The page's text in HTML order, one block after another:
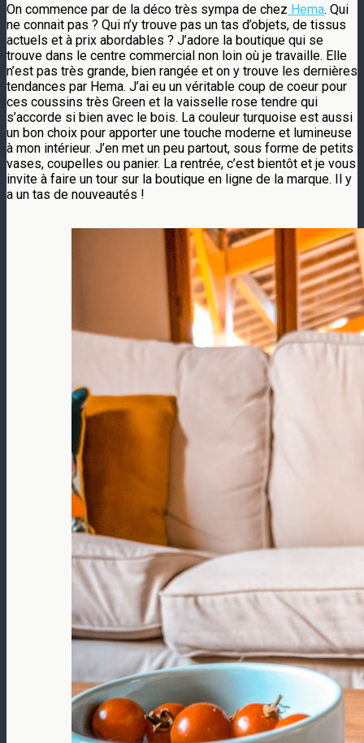
On commence par de la déco très sympa de chez Hema. Qui
ne connait pas ? Qui n’y trouve pas un tas d’objets, de tissus
actuels et à prix abordables ? J’adore la boutique qui se
trouve dans le centre commercial non loin où je travaille. Elle
n’est pas très grande, bien rangée et on y trouve les dernières
tendances par Hema. J’ai eu un véritable coup de coeur pour
ces coussins très Green et la vaisselle rose tendre qui
s’accorde si bien avec le bois. La couleur turquoise est aussi
un bon choix pour apporter une touche moderne et lumineuse
à mon intérieur. J’en met un peu partout, sous forme de petits
vases, coupelles ou panier. La rentrée, c’est bientôt et je vous
invite à faire un tour sur la boutique en ligne de la marque. Il y
a un tas de nouveautés !